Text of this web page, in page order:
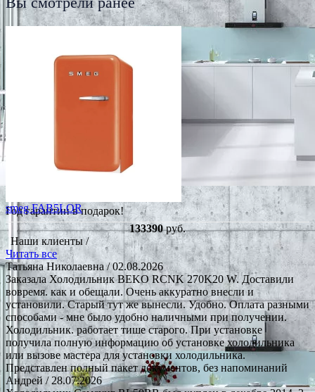
Год гарантии в подарок!
smeg FAB5LOR
133390руб.
Наши клиенты /
Читать все
Татьяна Николаевна/ 02.08.2026
Заказала Холодильник BEKO RCNK 270K20 W. Доставили
вовремя. как и обещали. Очень аккуратно внесли и
установили. Старый тут же вынесли. Удобно. Оплата разными
способами - мне было удобно наличными при получении.
Холодильник. работает тише старого. При установке
получила полную информацию об установке холодильника
или вызове мастера для установки холодильника.
Представлен полный пакет документов, без напоминаний
Андрей / 28.07.2026